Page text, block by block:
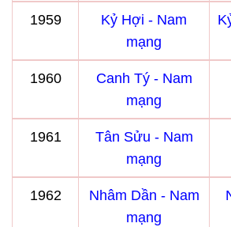
1959
Kỷ Hợi - Nam
mạng
1960
Canh Tý - Nam
mạng
1961
Tân Sửu - Nam
mạng
1962
Nhâm Dần - Nam
mạng